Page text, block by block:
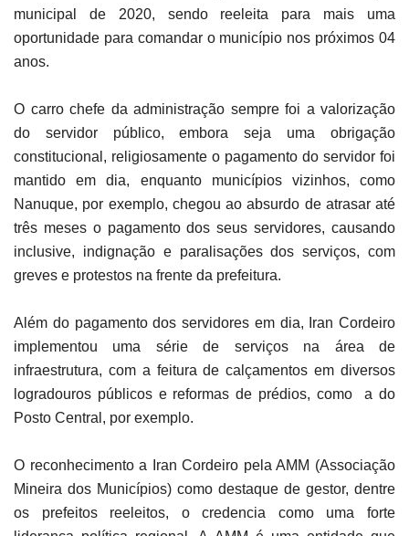
municipal de 2020, sendo reeleita para mais uma
oportunidade para comandar o município nos próximos 04
anos.
O carro chefe da administração sempre foi a valorização
do servidor público, embora seja uma obrigação
constitucional, religiosamente o pagamento do servidor foi
mantido em dia, enquanto municípios vizinhos, como
Nanuque, por exemplo, chegou ao absurdo de atrasar até
três meses o pagamento dos seus servidores, causando
inclusive, indignação e paralisações dos serviços, com
greves e protestos na frente da prefeitura.
Além do pagamento dos servidores em dia, Iran Cordeiro
implementou uma série de serviços na área de
infraestrutura, com a feitura de calçamentos em diversos
logradouros públicos e reformas de prédios, como a do
Posto Central, por exemplo.
O reconhecimento a Iran Cordeiro pela AMM (Associação
Mineira dos Municípios) como destaque de gestor, dentre
os prefeitos reeleitos, o credencia como uma forte